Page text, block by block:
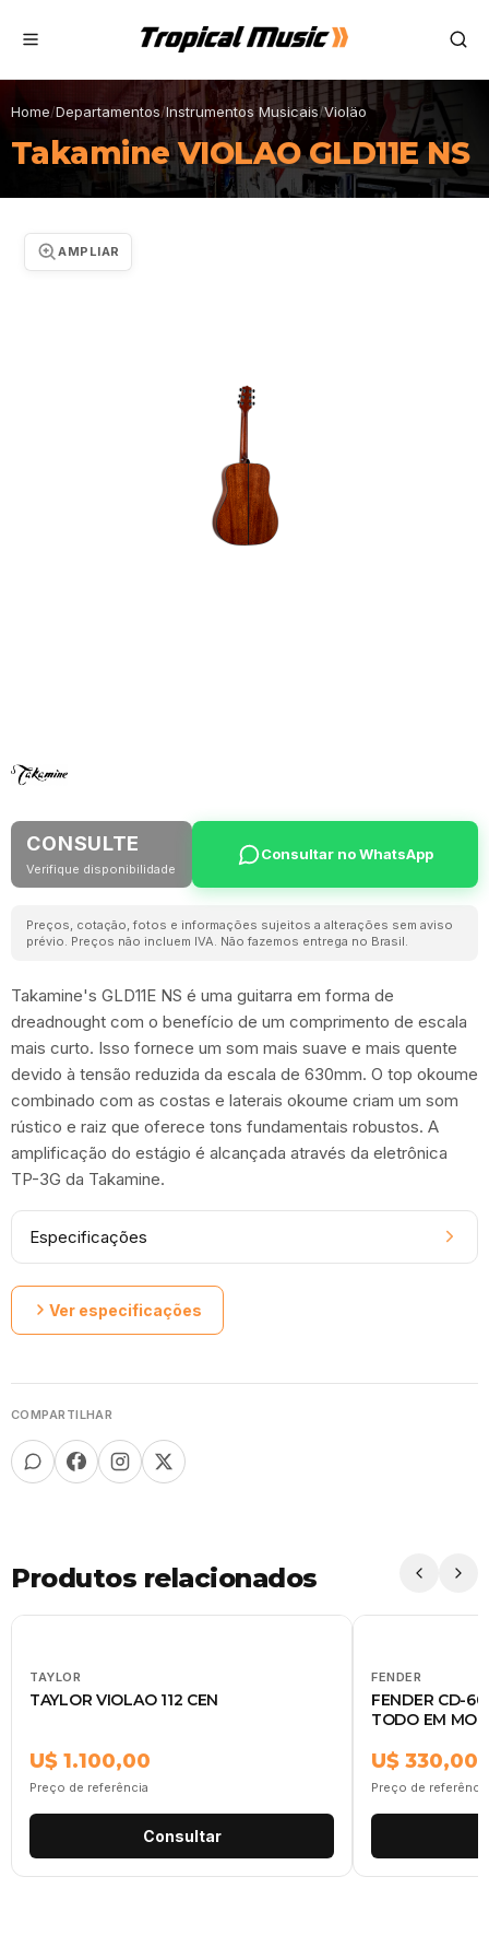
Home/Departamentos/Instrumentos Musicais/Violäo
Takamine VIOLAO GLD11E NS
AMPLIAR
CONSULTE
Verifique disponibilidade
Consultar no WhatsApp
Preços, cotação, fotos e informações sujeitos a alterações sem aviso
prévio. Preços não incluem IVA. Não fazemos entrega no Brasil.
Takamine's GLD11E NS é uma guitarra em forma de
dreadnought com o benefício de um comprimento de escala
mais curto. Isso fornece um som mais suave e mais quente
devido à tensão reduzida da escala de 630mm. O top okoume
combinado com as costas e laterais okoume criam um som
rústico e raiz que oferece tons fundamentais robustos. A
amplificação do estágio é alcançada através da eletrônica
TP-3G da Takamine.
Especificações
Ver especificações
COMPARTILHAR
Produtos relacionados
TAYLOR
TAYLOR VIOLAO 112 CEN
U$ 1.100,00
Preço de referência
Consultar
FENDER
FENDER CD-
TODO EM
U$ 330,00
Preço de referência